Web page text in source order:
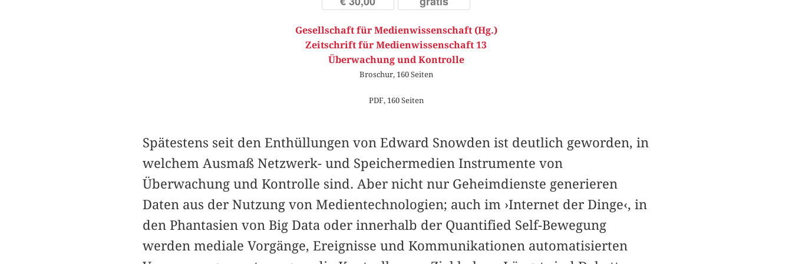
Gesellschaft für Medienwissenschaft (Hg.)
Zeitschrift für Medienwissenschaft 13
Überwachung und Kontrolle
Broschur, 160 Seiten
PDF, 160 Seiten
Spätestens seit den Enthüllungen von Edward Snowden ist deutlich geworden, in
welchem Ausmaß Netzwerk- und Speichermedien Instrumente von
Überwachung und Kontrolle sind. Aber nicht nur Geheimdienste generieren
Daten aus der Nutzung von Medientechnologien; auch im ›Internet der Dinge‹, in
den Phantasien von Big Data oder innerhalb der Quantified Self-Bewegung
werden mediale Vorgänge, Ereignisse und Kommunikationen automatisierten